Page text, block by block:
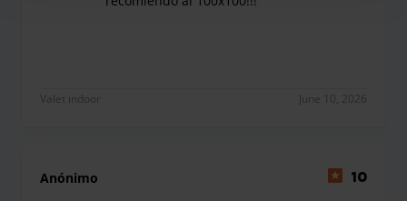
Valet indoor June 10, 2026
Anónimo 10